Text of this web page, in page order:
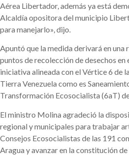
Aérea Libertador, además ya está
Alcaldía opositora del municipio
para manejarlo», dijo.
Apuntó que la medida derivará en una
puntos de recolección de desechos en
iniciativa alineada con el Vértice 6 de
Tierra Venezuela como es
Transformación Ecosocialista (6aT)
El ministro Molina agradeció la
regional y municipales para trabajar
Consejos Ecosocialistas de las 191
Aragua y avanzar en la constitución